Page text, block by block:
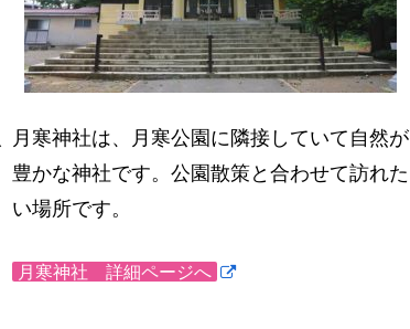
月寒神社は、月寒公園に隣接していて自然が
豊かな神社です。公園散策と合わせて訪れた
い場所です。
月寒神社 詳細ページへ